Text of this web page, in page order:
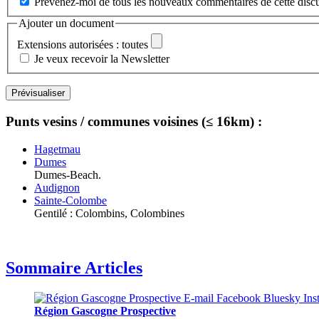
Ajouter un document
Extensions autorisées : toutes
Je veux recevoir la Newsletter
Punts vesins / communes voisines (≤ 16km) :
Hagetmau
Dumes
Dumes-Beach.
Audignon
Sainte-Colombe
Gentilé : Colombins, Colombines
Sommaire Articles
Région Gascogne Prospective